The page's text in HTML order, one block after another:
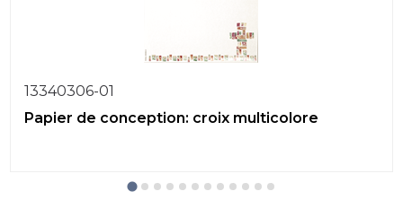
13340306-01
Papier de conception: croix multicolore